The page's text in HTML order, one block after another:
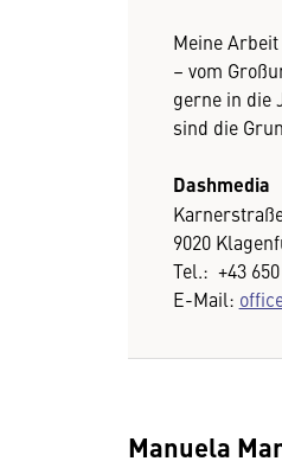
Meine
– vom
gerne in die
sind die
Dashmedia
9020
Tel.: +43
E-Mail:
Manuela